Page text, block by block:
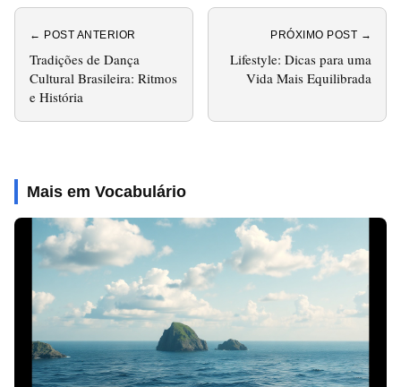
← POST ANTERIOR
Tradições de Dança
Cultural Brasileira: Ritmos
e História
PRÓXIMO POST →
Lifestyle: Dicas para uma
Vida Mais Equilibrada
Mais em Vocabulário